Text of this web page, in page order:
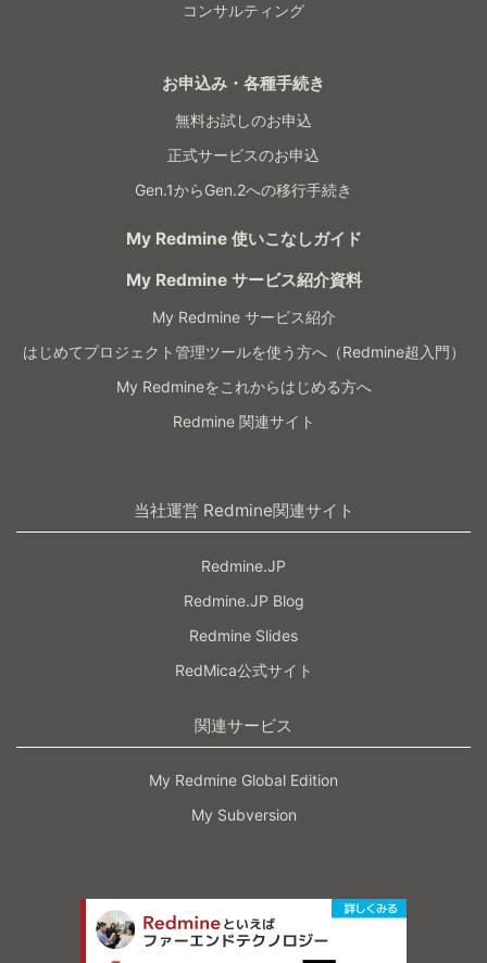
コンサルティング
お申込み・各種手続き
無料お試しのお申込
正式サービスのお申込
Gen.1からGen.2への移行手続き
My Redmine 使いこなしガイド
My Redmine サービス紹介資料
My Redmine サービス紹介
はじめてプロジェクト管理ツールを使う方へ（Redmine超入門）
My Redmineをこれからはじめる方へ
Redmine 関連サイト
当社運営 Redmine関連サイト
Redmine.JP
Redmine.JP Blog
Redmine Slides
RedMica公式サイト
関連サービス
My Redmine Global Edition
My Subversion